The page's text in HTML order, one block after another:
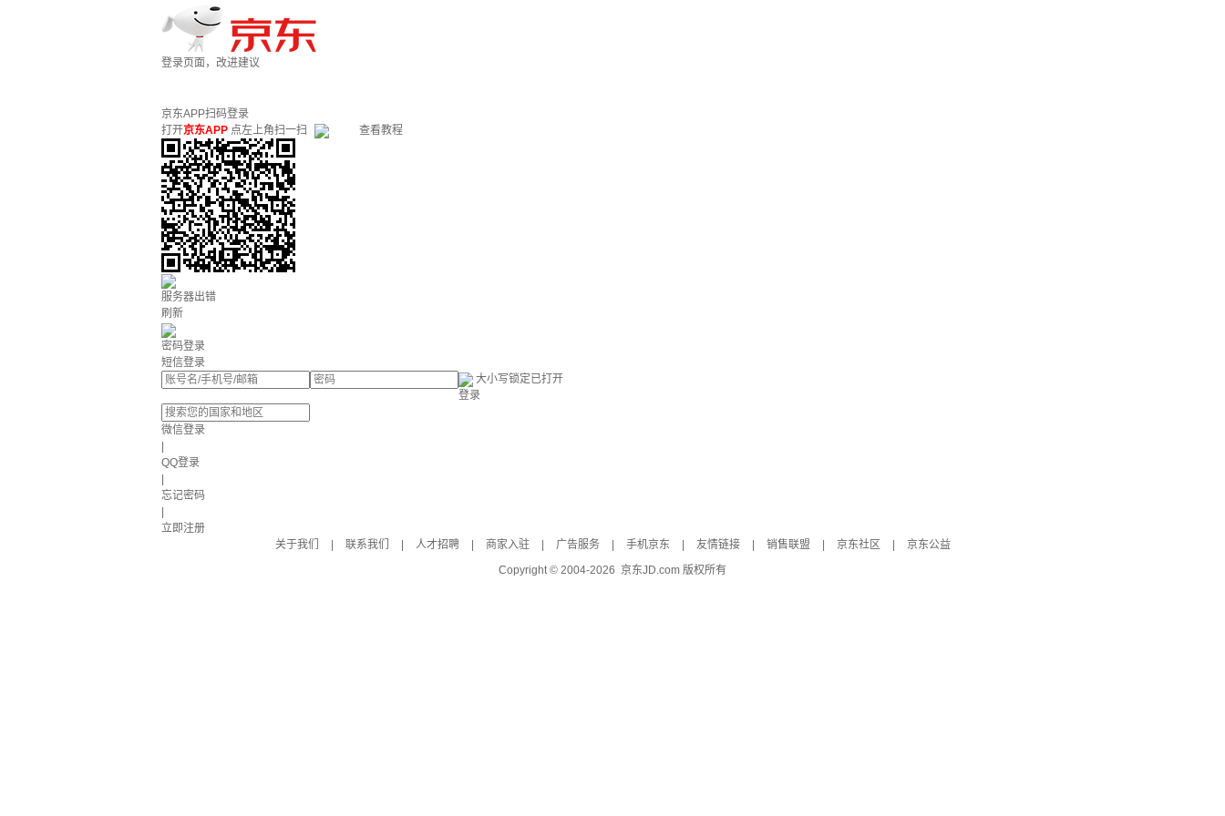
登录页面，改进建议
京东APP扫码登录
打开京东APP 点左上角扫一扫 查看教程
服务器出错
刷新
密码登录
短信登录
大小写锁定已打开
登录
微信登录
QQ登录
忘记密码
立即注册
关于我们
联系我们 人才招聘 商家入驻 广告服务 手机京东 友情链接 销售联盟 京东社区
京东公益
Copyright © 2004-2026 京东JD.com 版权所有